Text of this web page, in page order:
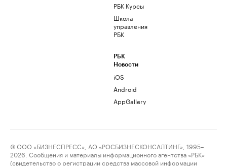
РБК Курсы
Школа
управления
РБК
РБК
Новости
iOS
Android
AppGallery
© ООО «БИЗНЕСПРЕСС», АО «РОСБИЗНЕСКОНСАЛТИНГ», 1995–
2026. Сообщения и материалы информационного агентства «РБК»
(свидетельство о регистрации средства массовой информации